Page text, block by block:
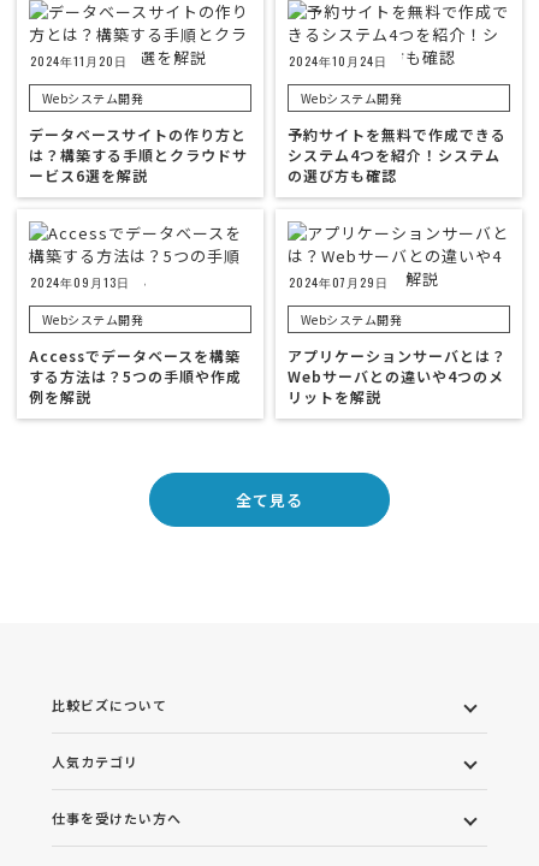
2024年11月20日
Webシステム開発
データベースサイトの作り方と
は？構築する手順とクラウドサ
ービス6選を解説
2024年10月24日
Webシステム開発
予約サイトを無料で作成できる
システム4つを紹介！システム
の選び方も確認
2024年09月13日
Webシステム開発
Accessでデータベースを構築
する方法は？5つの手順や作成
例を解説
2024年07月29日
Webシステム開発
アプリケーションサーバとは？
Webサーバとの違いや4つのメ
リットを解説
全て見る
比較ビズについて
人気カテゴリ
仕事を受けたい方へ